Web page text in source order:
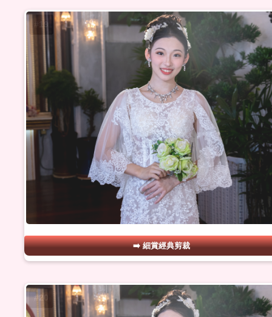
#19
細賞經典剪裁
#20